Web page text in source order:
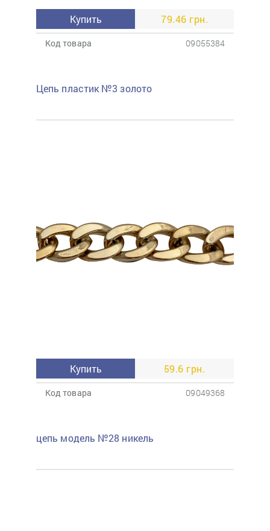
Купить 79.46 грн.
Код товара 09055384
Цепь пластик №3 золото
Купить 59.6 грн.
Код товара 09049368
цепь модель №28 никель